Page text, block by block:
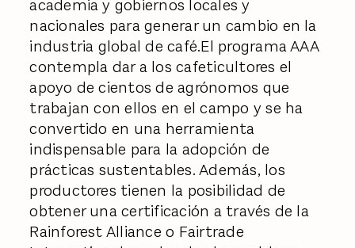
academia y gobiernos locales y
nacionales para generar un cambio en la
industria global de café.El programa AAA
contempla dar a los cafeticultores el
apoyo de cientos de agrónomos que
trabajan con ellos en el campo y se ha
convertido en una herramienta
indispensable para la adopción de
prácticas sustentables. Además, los
productores tienen la posibilidad de
obtener una certificación a través de la
Rainforest Alliance o Fairtrade